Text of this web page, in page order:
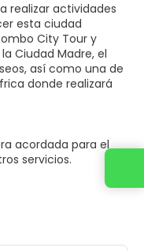
realizar actividades
esta ciudad
City Tour y
Ciudad Madre, el
así como una de
donde realizará
acordada para el
servicios.
Contact us